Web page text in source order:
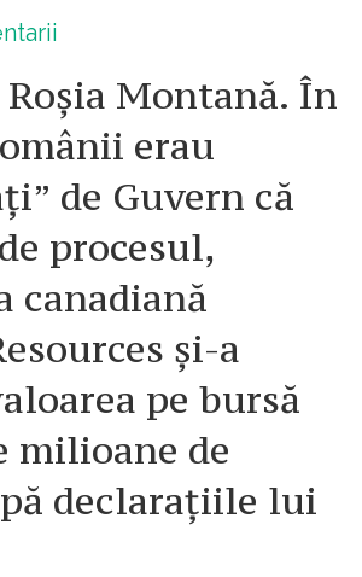
Montană. În
erau
de Guvern că
procesul,
canadiană
și-a
pe bursă
milioane de
declarațiile lui